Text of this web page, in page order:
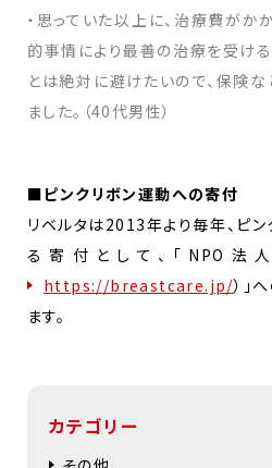
・思っていた以上に、治療費がか
的事情により最善の治療を受け
とは絶対に避けたいので、保険
ました。（40代男性）
■ピンクリボン運動への寄付
リベルタは2013年より毎年、ピ
る寄付として、「NPO法
https://breastcare.jp/）」
ます。
カテゴリー